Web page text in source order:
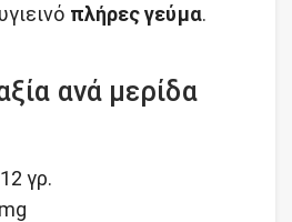
πλήρες γεύμα.
ανά μερίδα
γρ.